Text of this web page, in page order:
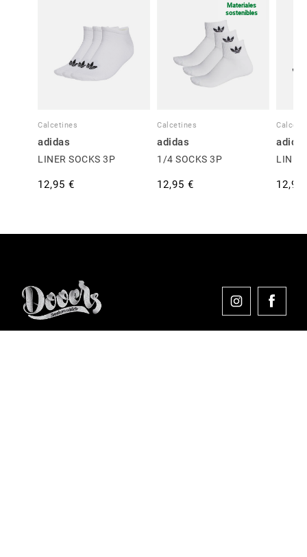
Calcetines
adidas
LINER SOCKS 3P
12,95 €
Materiales
sostenibles
Calcetines
adidas
1/4 SOCKS 3P
12,95 €
LINER
12,95